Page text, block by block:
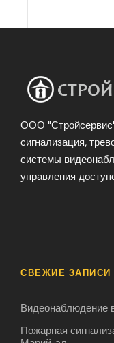
ООО
сигнализация,
системы
управления
СВЕЖИЕ ЗАПИСИ
Видеонаблюдение
Пожарная